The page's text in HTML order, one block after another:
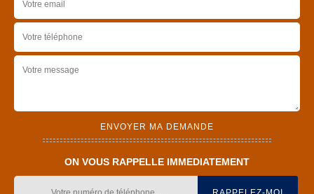
ON VOUS RAPPELLE IMMEDIATEMENT